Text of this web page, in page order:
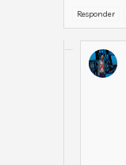
Responder